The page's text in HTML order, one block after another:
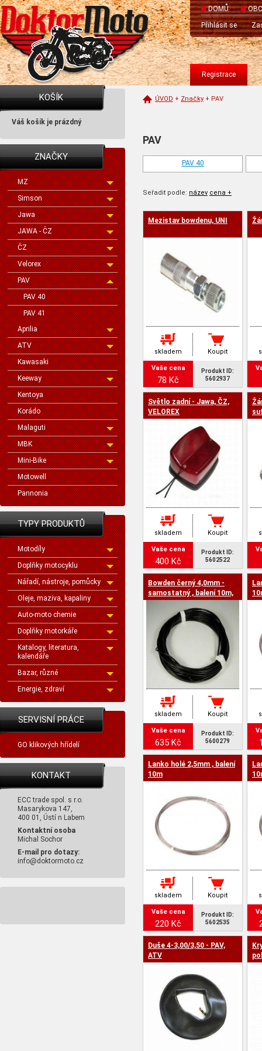
DOMŮ
Přihlásit se
Registrace
KOŠÍK
Váš košík je prázdný
ZNAČKY
MZ
Simson
Jawa
JAWA - ČZ
ČZ
Velorex
PAV
PAV 40
PAV 41
Aprilia
ATV
Kawasaki
Keeway
Kentoya
Korádo
Malaguti
MBK
Mini-Bike
Motowell
Pannonia
TYPY PRODUKTŮ
Motodíly
Doplňky motocyklu
Nářadí, nástroje, pomůcky
Oleje, maziva, kapaliny
Auto-moto chemie
Doplňky motorkáře
Katalogy, literatura,
kalendáře
Bazar, různé
Energie, zdraví
SERVISNÍ PRÁCE
GO klikových hřídelí
KONTAKT
ECC trade spol. s r.o.
Masarykova 147,
400 01, Ústí n Labem
Kontaktní osoba
Michal Sochor
E-mail pro dotazy:
info@doktormoto.cz
ÚVOD + Značky + PAV
PAV
PAV 40
Seřadit podle: název cena +
cena -
Mezistav bowdenu, UNI
skladem Koupit
Vaše cena
78 Kč
Produkt ID:
5602937
Světlo zadní - Jawa, ČZ,
VELOREX
skladem Koupit
Vaše cena
400 Kč
Produkt ID:
5602522
Bowden černý 4,0mm -
samostatný , balení 10m,
skladem Koupit
Vaše cena
635 Kč
Produkt ID:
5600279
Lanko holé 2,5mm , balení
10m
skladem Koupit
Vaše cena
220 Kč
Produkt ID:
5602535
Duše 4-3,00/3,50 - PAV,
ATV